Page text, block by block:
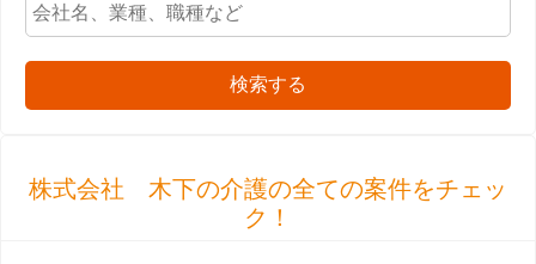
検索する
株式会社 木下の介護の全ての案件をチェッ
ク！